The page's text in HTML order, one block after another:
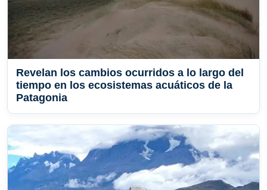
Revelan los cambios ocurridos a lo largo del
tiempo en los ecosistemas acuáticos de la
Patagonia